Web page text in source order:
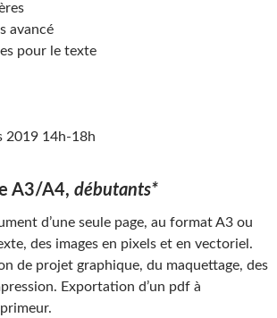
avancé
pour le texte
2019 14h-18h
A3/A4, débutants*
d’une seule page, au format A3 ou
des images en pixels et en vectoriel.
de projet graphique, du maquettage, des
Exportation d’un pdf à